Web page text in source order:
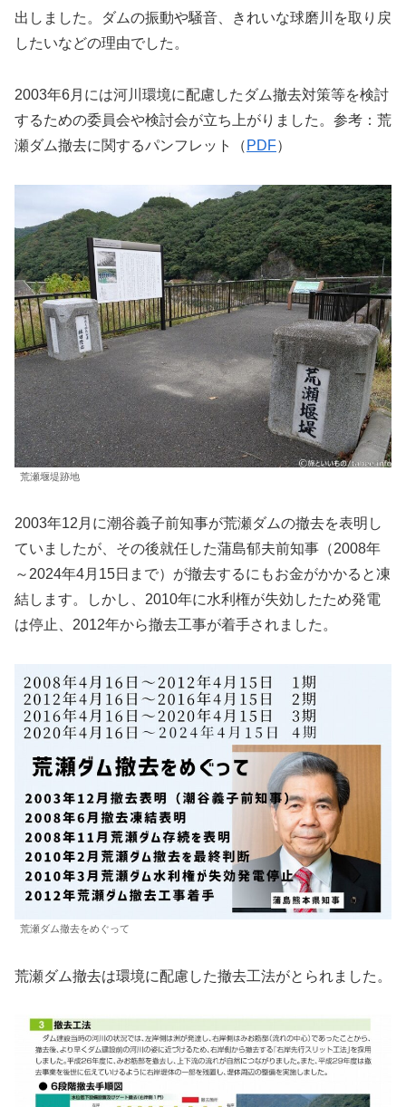
出しました。ダムの振動や騒音、きれいな球磨川を取り戻
したいなどの理由でした。
2003年6月には河川環境に配慮したダム撤去対策等を検討
するための委員会や検討会が立ち上がりました。参考：荒
瀬ダム撤去に関するパンフレット（ PDF）
荒瀬堰堤跡地
2003年12月に潮谷義子前知事が荒瀬ダムの撤去を表明し
ていましたが、その後就任した蒲島郁夫前知事（2008年
～2024年4月15日まで）が撤去するにもお金がかかると凍
結します。しかし、2010年に水利権が失効したため発電
は停止、2012年から撤去工事が着手されました。
荒瀬ダム撤去をめぐって
荒瀬ダム撤去は環境に配慮した撤去工法がとられました。